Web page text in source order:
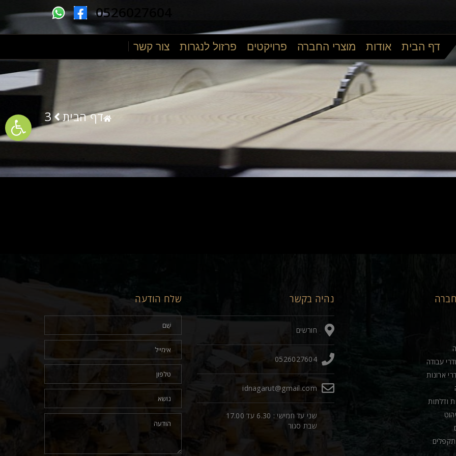
0526027604
דף הבית אודות מוצרי החברה פרויקטים פרזול לנגרות צור קשר
דף הבית 3
עבודה
ארונות
ודלתות
נהיה בקשר
חורשים
0526027604
idnagarut@gmail.com
שני עד חמישי : 6.30 עד 17.00
שבת סגור
שלח הודעה